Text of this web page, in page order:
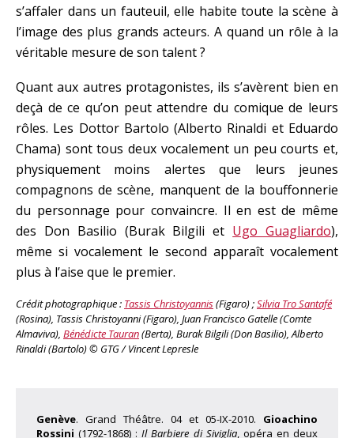
s’affaler dans un fauteuil, elle habite toute la scène à
l’image des plus grands acteurs. A quand un rôle à la
véritable mesure de son talent ?
Quant aux autres protagonistes, ils s’avèrent bien en
deçà de ce qu’on peut attendre du comique de leurs
rôles. Les Dottor Bartolo (Alberto Rinaldi et Eduardo
Chama) sont tous deux vocalement un peu courts et,
physiquement moins alertes que leurs jeunes
compagnons de scène, manquent de la bouffonnerie
du personnage pour convaincre. Il en est de même
des Don Basilio (Burak Bilgili et Ugo Guagliardo),
même si vocalement le second apparaît vocalement
plus à l’aise que le premier.
Crédit photographique : Tassis Christoyannis(Figaro) ;Silvia Tro Santafé
(Rosina), Tassis Christoyanni (Figaro), Juan Francisco Gatelle (Comte
Almaviva), Bénédicte Tauran(Berta), Burak Bilgili (Don Basilio), Alberto
Rinaldi (Bartolo) © GTG / Vincent Lepresle
Genève. Grand Théâtre. 04 et 05-IX-2010. Gioachino
Rossini (1792-1868) :Il Barbiere di Siviglia, opéra en deux